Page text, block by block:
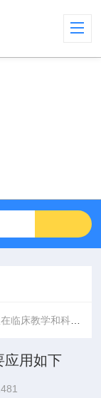
学和科研上主要应用如下
应用如下